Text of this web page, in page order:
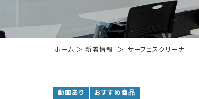
ホーム ＞ 新着情報 ＞ サーフェスクリーナ
動画あり おすすめ商品